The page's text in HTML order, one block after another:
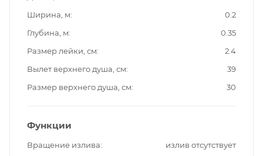
Ширина, м
0.2
Глубина, м
0.35
Размер лейки, см
2.4
Вылет верхнего душа, см
39
Размер верхнего душа, см
30
Функции
Вращение излива
излив отсутствует